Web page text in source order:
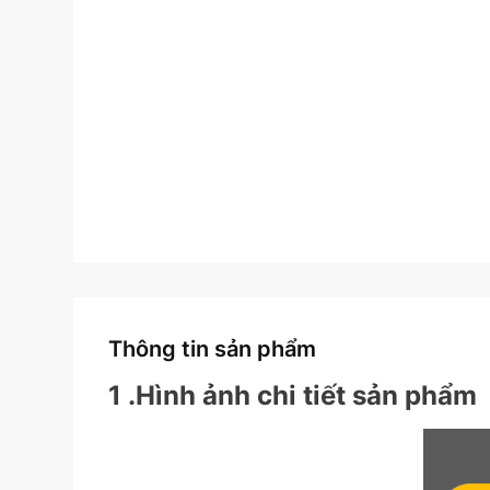
Thông tin sản phẩm
1 .Hình ảnh chi tiết sản phẩm